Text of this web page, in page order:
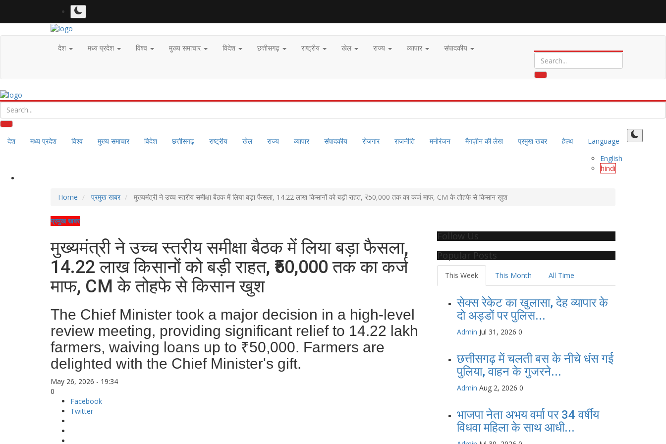
देश मध्य प्रदेश विश्व मुख्य समाचार विदेश छत्तीसगढ़ राष्ट्रीय खेल राज्य व्यापार संपादकीय
देश मध्य प्रदेश विश्व मुख्य समाचार विदेश छत्तीसगढ़ राष्ट्रीय खेल राज्य व्यापार संपादकीय रोजगार राजनीति मनोरंजन मैगज़ीन की लेख प्रमुख खबर हेल्थ
Language
English
hindi
Home प्रमुख खबर मुख्यमंत्री ने उच्च स्तरीय समीक्षा बैठक में लिया बड़ा फैसला, 14.22 लाख किसानों को बड़ी राहत, ₹50,000 तक का कर्ज माफ, CM के तोहफे से किसान खुश
प्रमुख खबर
मुख्यमंत्री ने उच्च स्तरीय समीक्षा बैठक में लिया बड़ा फैसला,
14.22 लाख किसानों को बड़ी राहत, ₹50,000 तक का कर्ज
माफ, CM के तोहफे से किसान खुश
The Chief Minister took a major decision in a high-level
review meeting, providing significant relief to 14.22 lakh
farmers, waiving loans up to ₹50,000. Farmers are
delighted with the Chief Minister's gift.
May 26, 2026 - 19:34
0
Facebook
Twitter
Follow Us
Popular Posts
This Week This Month All Time
सेक्स रेकेट का खुलासा, देह व्यापार के
दो अड्डों पर पुलिस...
Admin Jul 31, 2026 0
छत्तीसगढ़ में चलती बस के नीचे धंस गई
पुलिया, वाहन के गुजरने...
Admin Aug 2, 2026 0
भाजपा नेता अभय वर्मा पर 34 वर्षीय
विधवा महिला के साथ आधी...